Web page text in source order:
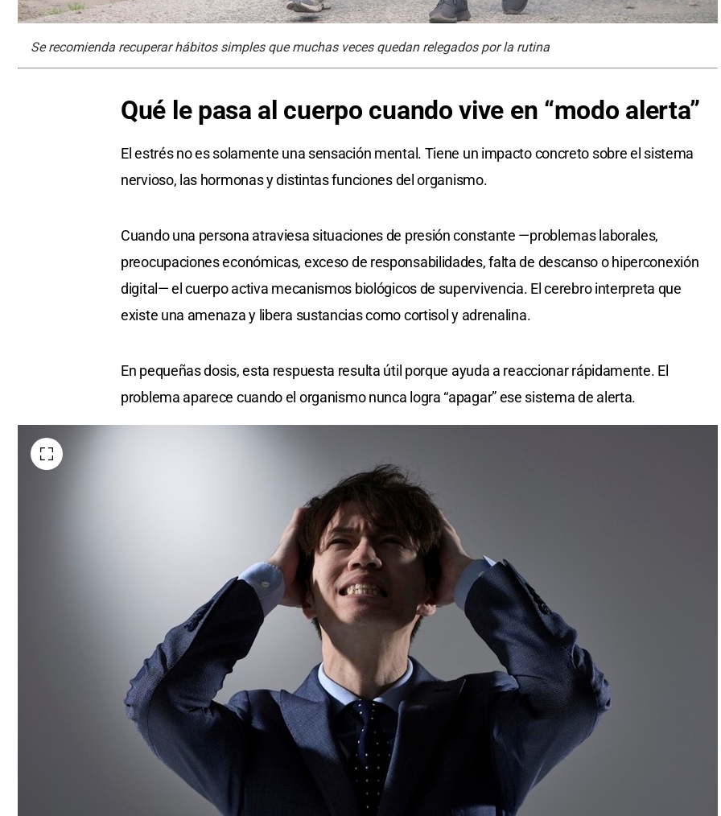
Se recomienda recuperar hábitos simples que muchas veces quedan relegados por la rutina
Qué le pasa al cuerpo cuando vive en “modo alerta”
El estrés no es solamente una sensación mental. Tiene un impacto concreto sobre el sistema
nervioso, las hormonas y distintas funciones del organismo.
Cuando una persona atraviesa situaciones de presión constante —problemas laborales,
preocupaciones económicas, exceso de responsabilidades, falta de descanso o hiperconexión
digital— el cuerpo activa mecanismos biológicos de supervivencia. El cerebro interpreta que
existe una amenaza y libera sustancias como cortisol y adrenalina.
En pequeñas dosis, esta respuesta resulta útil porque ayuda a reaccionar rápidamente. El
problema aparece cuando el organismo nunca logra “apagar” ese sistema de alerta.